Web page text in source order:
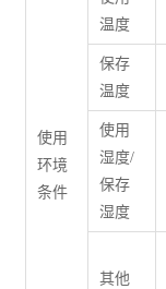
使用
环境
条件
温度
保存
温度
使用
湿度/
保存
湿度
其他